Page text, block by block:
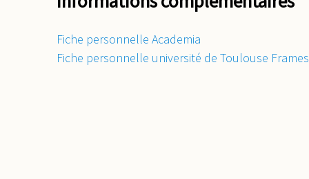
Fiche personnelle Academia
Fiche personnelle université de Toulouse